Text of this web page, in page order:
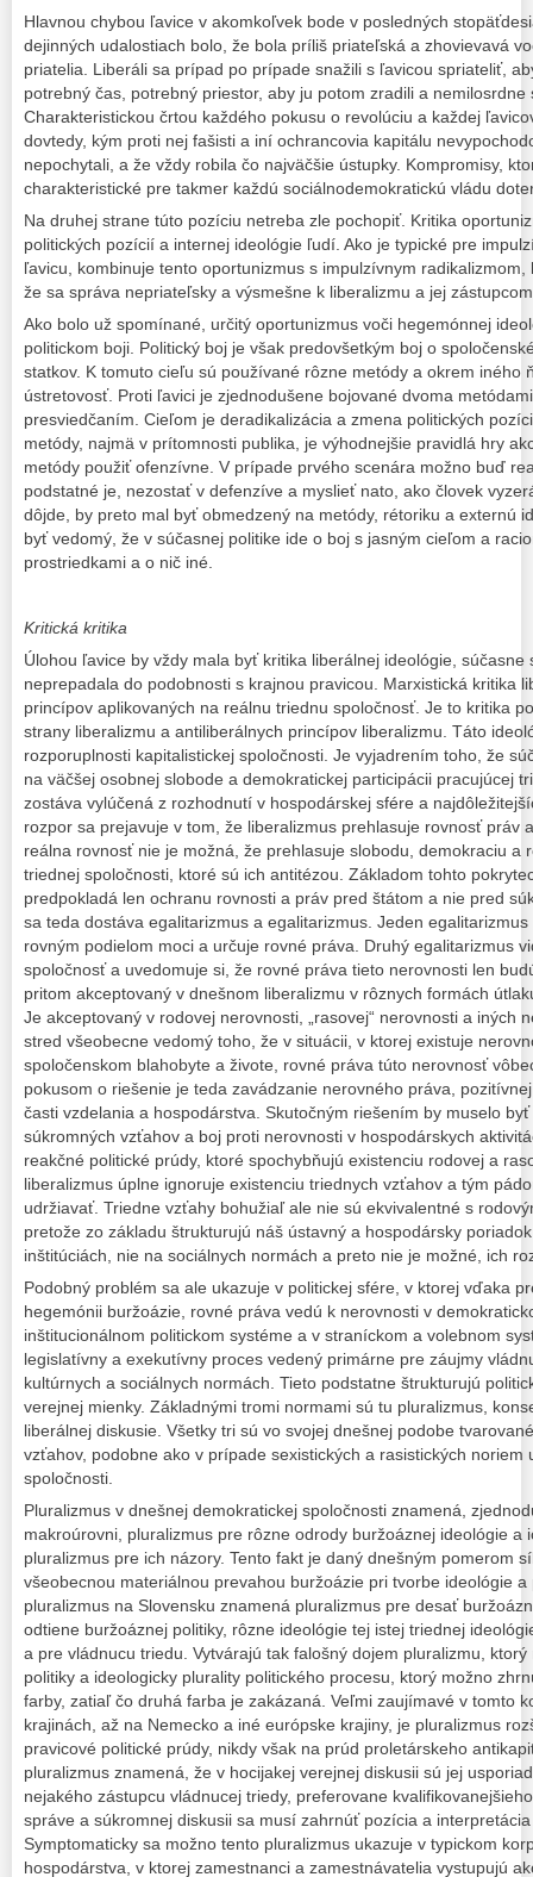
Hlavnou chybou ľavice v akomkoľvek bode v posledných
dejinných udalostiach bolo, že bola príliš priateľská a zhovievavá
priatelia. Liberáli sa prípad po prípade snažili s ľavicou spriateliť,
potrebný čas, potrebný priestor, aby ju potom zradili a nemilosrdne
Charakteristickou črtou každého pokusu o revolúciu a každej
dovtedy, kým proti nej fašisti a iní ochrancovia kapitálu
nepochytali, a že vždy robila čo najväčšie ústupky. Kompromisy,
charakteristické pre takmer každú sociálnodemokratickú vládu
Na druhej strane túto pozíciu netreba zle pochopiť. Kritika
politických pozícií a internej ideológie ľudí. Ako je typické pre
ľavicu, kombinuje tento oportunizmus s impulzívnym
že sa správa nepriateľsky a výsmešne k liberalizmu a jej
Ako bolo už spomínané, určitý oportunizmus voči hegemónnej
politickom boji. Politický boj je však predovšetkým boj o
statkov. K tomuto cieľu sú používané rôzne metódy a okrem iného
ústretovosť. Proti ľavici je zjednodušene bojované dvoma
presviedčaním. Cieľom je deradikalizácia a zmena politických
metódy, najmä v prítomnosti publika, je výhodnejšie pravidlá hry
metódy použiť ofenzívne. V prípade prvého scenára možno buď
podstatné je, nezostať v defenzíve a myslieť nato, ako človek
dôjde, by preto mal byť obmedzený na metódy, rétoriku a externú
byť vedomý, že v súčasnej politike ide o boj s jasným cieľom a
prostriedkami a o nič iné.
Kritická kritika
Úlohou ľavice by vždy mala byť kritika liberálnej ideológie,
neprepadala do podobnosti s krajnou pravicou. Marxistická kritika
princípov aplikovaných na reálnu triednu spoločnosť. Je to kritika
strany liberalizmu a antiliberálnych princípov liberalizmu. Táto
rozporuplnosti kapitalistickej spoločnosti. Je vyjadrením toho, že
na väčšej osobnej slobode a demokratickej participácii pracujúcej
zostáva vylúčená z rozhodnutí v hospodárskej sfére a
rozpor sa prejavuje v tom, že liberalizmus prehlasuje rovnosť práv
reálna rovnosť nie je možná, že prehlasuje slobodu, demokraciu a
triednej spoločnosti, ktoré sú ich antitézou. Základom tohto
predpokladá len ochranu rovnosti a práv pred štátom a nie pred
sa teda dostáva egalitarizmus a egalitarizmus. Jeden
rovným podielom moci a určuje rovné práva. Druhý egalitarizmus
spoločnosť a uvedomuje si, že rovné práva tieto nerovnosti len
pritom akceptovaný v dnešnom liberalizmu v rôznych formách
Je akceptovaný v rodovej nerovnosti, „rasovej“ nerovnosti a iných
stred všeobecne vedomý toho, že v situácii, v ktorej existuje
spoločenskom blahobyte a živote, rovné práva túto nerovnosť
pokusom o riešenie je teda zavádzanie nerovného práva,
časti vzdelania a hospodárstva. Skutočným riešením by muselo
súkromných vzťahov a boj proti nerovnosti v hospodárskych
reakčné politické prúdy, ktoré spochybňujú existenciu rodovej a
liberalizmus úplne ignoruje existenciu triednych vzťahov a tým
udržiavať. Triedne vzťahy bohužiaľ ale nie sú ekvivalentné s
pretože zo základu štrukturujú náš ústavný a hospodársky
inštitúciách, nie na sociálnych normách a preto nie je možné, ich
Podobný problém sa ale ukazuje v politickej sfére, v ktorej vďaka
hegemónii buržoázie, rovné práva vedú k nerovnosti v
inštitucionálnom politickom systéme a v straníckom a volebnom
legislatívny a exekutívny proces vedený primárne pre záujmy
kultúrnych a sociálnych normách. Tieto podstatne štrukturujú
verejnej mienky. Základnými tromi normami sú tu pluralizmus,
liberálnej diskusie. Všetky tri sú vo svojej dnešnej podobe
vzťahov, podobne ako v prípade sexistických a rasistických noriem
spoločnosti.
Pluralizmus v dnešnej demokratickej spoločnosti znamená,
makroúrovni, pluralizmus pre rôzne odrody buržoáznej ideológie a
pluralizmus pre ich názory. Tento fakt je daný dnešným pomerom
všeobecnou materiálnou prevahou buržoázie pri tvorbe ideológie
pluralizmus na Slovensku znamená pluralizmus pre desať
odtiene buržoáznej politiky, rôzne ideológie tej istej triednej
a pre vládnucu triedu. Vytvárajú tak falošný dojem pluralizmu,
politiky a ideologicky plurality politického procesu, ktorý možno
farby, zatiaľ čo druhá farba je zakázaná. Veľmi zaujímavé v tomto
krajinách, až na Nemecko a iné európske krajiny, je pluralizmus
pravicové politické prúdy, nikdy však na prúd proletárskeho
pluralizmus znamená, že v hocijakej verejnej diskusii sú jej
nejakého zástupcu vládnucej triedy, preferovane
správe a súkromnej diskusii sa musí zahrnúť pozícia a
Symptomaticky sa možno tento pluralizmus ukazuje v typickom
hospodárstva, v ktorej zamestnanci a zamestnávatelia vystupujú